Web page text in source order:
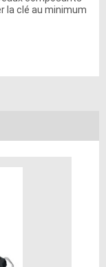
la clé au minimum